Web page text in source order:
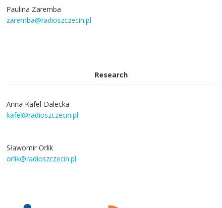
Paulina Zaremba
zaremba@radioszczecin.pl
Research
Anna Kafel-Dalecka
kafel@radioszczecin.pl
Sławomir Orlik
orlik@radioszczecin.pl